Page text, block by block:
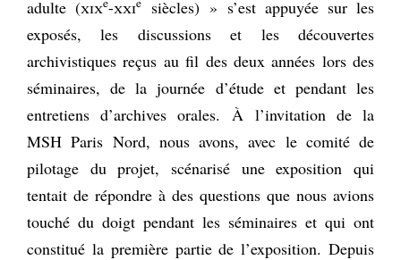
adulte (xix -xxi
siècles) » s’est appuyée sur les
exposés, les discussions et les découvertes
archivistiques reçus au fil des deux années lors des
séminaires, de la journée d’étude et pendant les
entretiens d’archives orales. À l’invitation de la
MSH Paris Nord, nous avons, avec le comité de
pilotage du projet, scénarisé une exposition qui
tentait de répondre à des questions que nous avions
touché du doigt pendant les séminaires et qui ont
constitué la première partie de l’exposition. Depuis